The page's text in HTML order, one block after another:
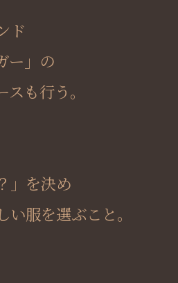
ド
ー」の
も行う。
」を決め
服を選ぶこと。